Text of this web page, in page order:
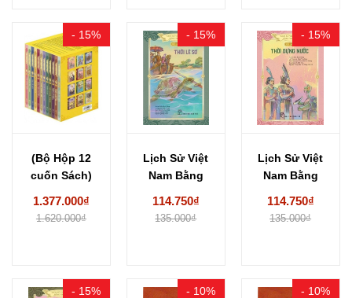
- 15%
(Bộ Hộp 12
cuốn Sách)
1.377.000₫
1.620.000₫
- 15%
Lịch Sử Việt
Nam Bằng
114.750₫
135.000₫
- 15%
Lịch Sử Việt
Nam Bằng
114.750₫
135.000₫
- 15% - 10% - 10%